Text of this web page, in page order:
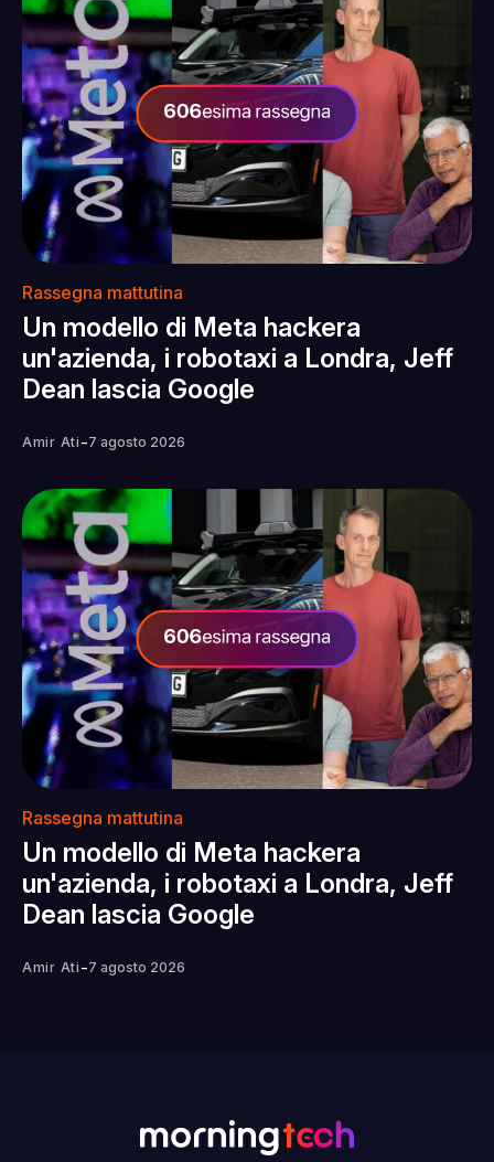
Rassegna mattutina
Un modello di Meta hackera
un'azienda, i robotaxi a Londra, Jeff
Dean lascia Google
Amir Ati -7 agosto 2026
Rassegna mattutina
Un modello di Meta hackera
un'azienda, i robotaxi a Londra, Jeff
Dean lascia Google
Amir Ati -7 agosto 2026